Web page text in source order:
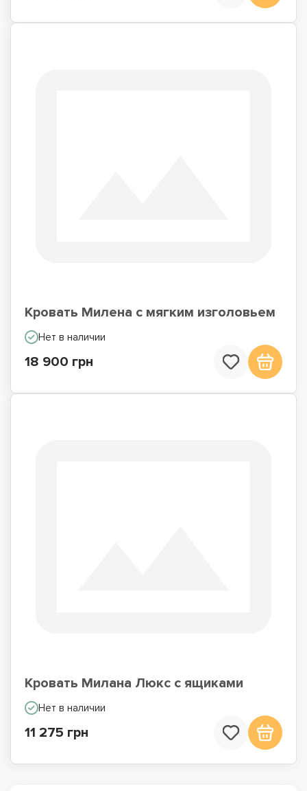
Кровать Милена с мягким изголовьем
Нет в наличии
18 900 грн
Кровать Милана Люкс с ящиками
Нет в наличии
11 275 грн